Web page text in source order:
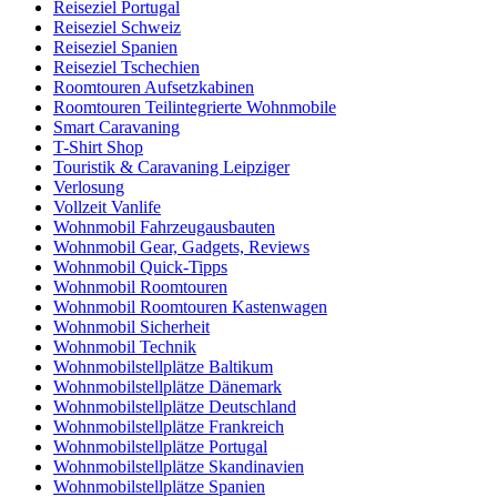
Reiseziel Portugal
Reiseziel Schweiz
Reiseziel Spanien
Reiseziel Tschechien
Roomtouren Aufsetzkabinen
Roomtouren Teilintegrierte Wohnmobile
Smart Caravaning
T-Shirt Shop
Touristik & Caravaning Leipziger
Verlosung
Vollzeit Vanlife
Wohnmobil Fahrzeugausbauten
Wohnmobil Gear, Gadgets, Reviews
Wohnmobil Quick-Tipps
Wohnmobil Roomtouren
Wohnmobil Roomtouren Kastenwagen
Wohnmobil Sicherheit
Wohnmobil Technik
Wohnmobilstellplätze Baltikum
Wohnmobilstellplätze Dänemark
Wohnmobilstellplätze Deutschland
Wohnmobilstellplätze Frankreich
Wohnmobilstellplätze Portugal
Wohnmobilstellplätze Skandinavien
Wohnmobilstellplätze Spanien